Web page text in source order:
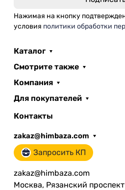
Нажимая на кнопку
условия политики обработки
Каталог
Смотрите также
Компания
Для покупателей
Контакты
zakaz@himbaza.com
Запросить КП
zakaz@himbaza.com
Москва, Рязанский